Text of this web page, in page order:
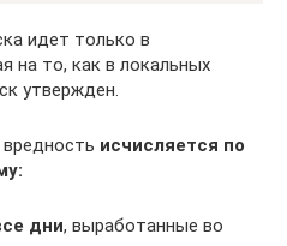
идет только в
на то, как в локальных
утвержден.
исчисляется по
дни, выработанные во